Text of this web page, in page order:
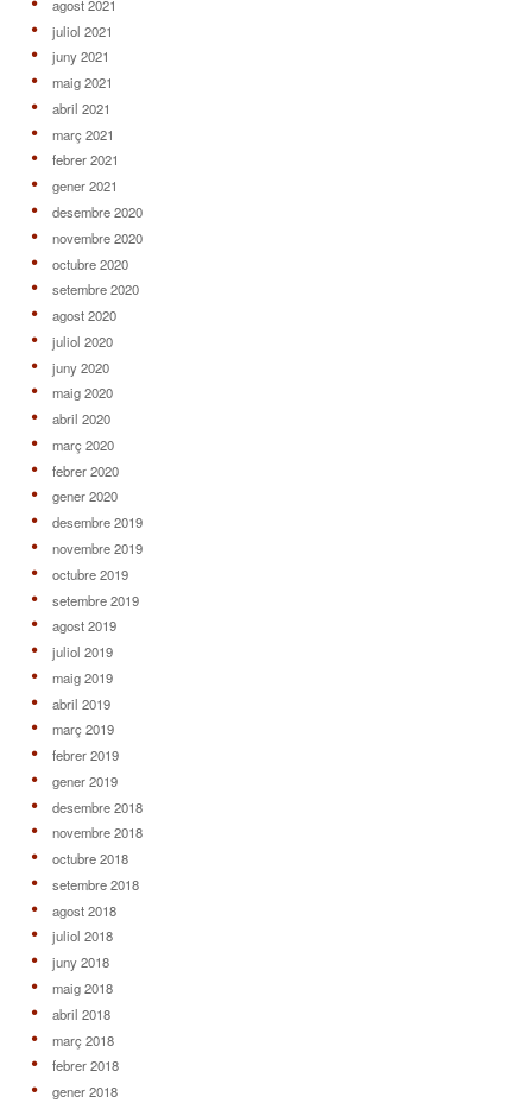
agost 2021
juliol 2021
juny 2021
maig 2021
abril 2021
març 2021
febrer 2021
gener 2021
desembre 2020
novembre 2020
octubre 2020
setembre 2020
agost 2020
juliol 2020
juny 2020
maig 2020
abril 2020
març 2020
febrer 2020
gener 2020
desembre 2019
novembre 2019
octubre 2019
setembre 2019
agost 2019
juliol 2019
maig 2019
abril 2019
març 2019
febrer 2019
gener 2019
desembre 2018
novembre 2018
octubre 2018
setembre 2018
agost 2018
juliol 2018
juny 2018
maig 2018
abril 2018
març 2018
febrer 2018
gener 2018